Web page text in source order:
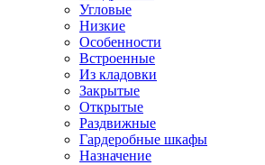
Угловые
Низкие
Особенности
Встроенные
Из кладовки
Закрытые
Открытые
Раздвижные
Гардеробные шкафы
Назначение